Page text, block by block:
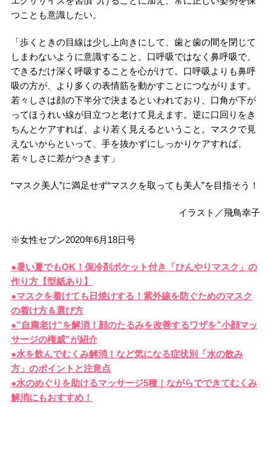
つことも意識したい。
「歩くときの目線は少し上向きにして、歯と歯の間を閉じて
しまわないように意識すること。口呼吸ではなく鼻呼吸で、
できるだけ深く呼吸することを心がけて。口呼吸よりも鼻呼
吸の方が、より多くの表情筋を動かすことにつながります。
若々しさは顔の下半分で決まるといわれており、口角が下が
ってほうれい線が目立つと老けて見えます。逆に口回りをき
ちんとケアすれば、より若く見えるということ。マスクで見
えないからといって、手を抜かずにしっかりケアすれば、
若々しさに差がつきます」
“マスク美人”に満足せず“マスクを取っても美人”を目指そう！
イラスト／飛鳥幸子
※女性セブン2020年6月18日号
●暑い夏でもOK！保冷剤ポケット付き「ひんやりマスク」の
作り方【型紙あり】
●マスクを着けても日焼けする！紫外線を防ぐためのマスク
の着け方＆選び方
●”自粛老け”を解消！顔のたるみを改善するワザを”小顔マッ
サージの権威”が紹介
●水を飲んでむくみ解消！など気になる症状別「水の飲み
方」のポイントと注意点
●水のめぐりを助けるマッサージ5種｜ながらでできてむくみ
解消にもおすすめ！